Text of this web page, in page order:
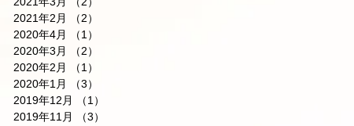
2021年2月
（2）
2020年4月
（1）
2020年3月
（2）
2020年2月
（1）
2020年1月
（3）
2019年12月
（1）
2019年11月
（3）